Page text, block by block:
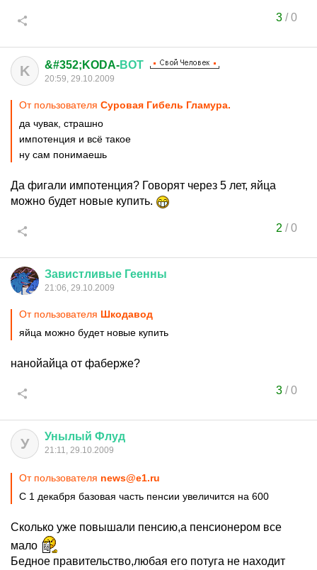
3/0
K &#352;KODA-ВОТ
20:59, 29.10.2009
От пользователя Суровая Гибель Гламура.
да чувак, страшно
импотенция и всё такое
ну сам понимаешь
Да фигали импотенция? Говорят через 5 лет, яйца
можно будет новые купить.
2 /0
Завистливые Геенны
21:06, 29.10.2009
От пользователя Шкодавод
яйца можно будет новые купить
нанойайца от фаберже?
3/0
У Унылый Флуд
21:11, 29.10.2009
От пользователя news@e1.ru
С 1 декабря базовая часть пенсии увеличится на 600
Сколько уже повышали пенсию,а пенсионером все
мало
Бедное правительство,любая его потуга не находит